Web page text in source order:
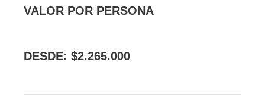
VALOR POR PERSONA
DESDE: $2.265.000